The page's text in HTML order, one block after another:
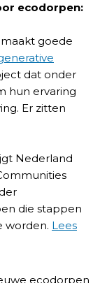
ecodorpen:
goede
dat onder
hun ervaring
Er zitten
Nederland
die stappen
worden. Lees
ecodorpen